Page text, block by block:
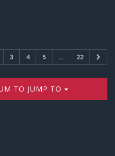
3 4 5 … 22
TO JUMP TO